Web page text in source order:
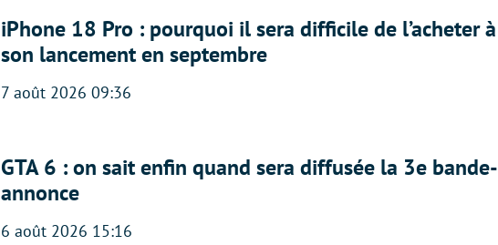
iPhone 18 Pro : pourquoi il sera difficile de l’acheter à
son lancement en septembre
7 août 2026 09:36
GTA 6 : on sait enfin quand sera diffusée la 3e bande-
annonce
6 août 2026 15:16